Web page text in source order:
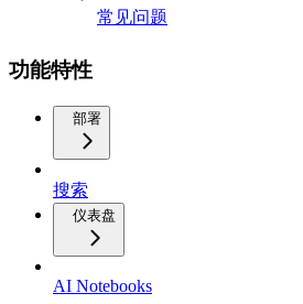
常见问题
功能特性
部署
搜索
仪表盘
AI Notebooks